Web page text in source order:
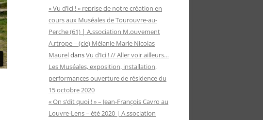
« Vu d’Ici ! » reprise de notre création en
cours aux Muséales de Tourouvre-au-
Perche (61) | A.ssociation M.ouvement
A.rtrope – (cie) Mélanie Marie Nicolas
MaureldansVu d’Ici ! // Aller voir ailleurs…
Les Muséales, exposition, installation,
performances ouverture de résidence du
15 octobre 2020
« On s’dit quoi ! » – Jean-François Cavro au
Louvre-Lens – été 2020 | A.ssociation